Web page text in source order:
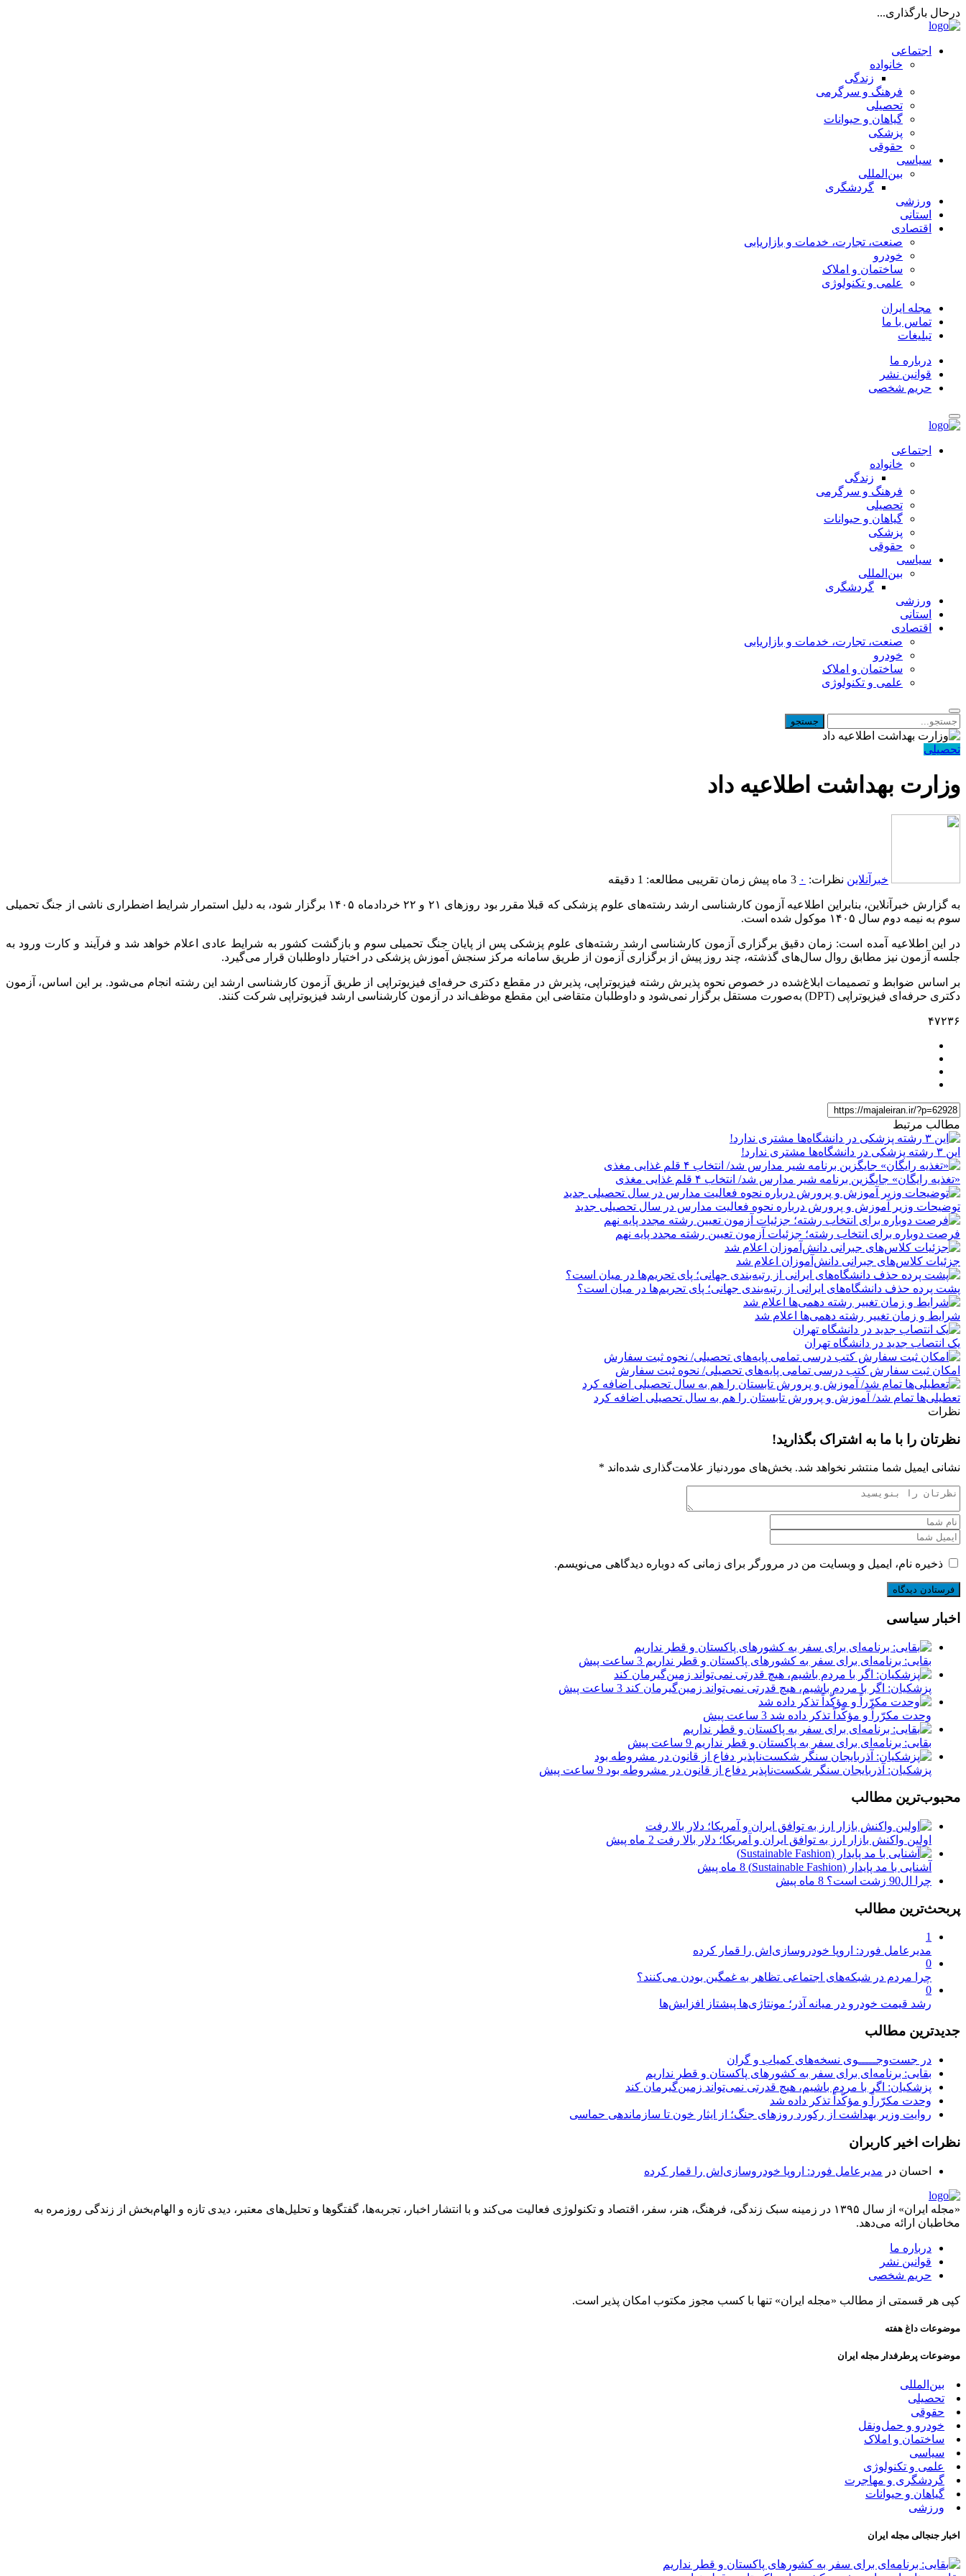
درحال بارگذاری...
اجتماعی
خانواده
زندگی
فرهنگ و سرگرمی
تحصیلی
گیاهان و حیوانات
پزشکی
حقوقی
سیاسی
بین‌المللی
گردشگری
ورزشی
استانی
اقتصادی
صنعت، تجارت، خدمات و بازاریابی
خودرو
ساختمان و املاک
علمی و تکنولوژی
مجله ایران
تماس با ما
تبلیغات
درباره ما
قوانین نشر
حریم شخصی
اجتماعی
خانواده
زندگی
فرهنگ و سرگرمی
تحصیلی
گیاهان و حیوانات
پزشکی
حقوقی
سیاسی
بین‌المللی
گردشگری
ورزشی
استانی
اقتصادی
صنعت، تجارت، خدمات و بازاریابی
خودرو
ساختمان و املاک
علمی و تکنولوژی
تحصیلی
وزارت بهداشت اطلاعیه داد
خبرآنلاین نظرات: ۰ 3 ماه پیش زمان تقریبی مطالعه: 1 دقیقه
به گزارش خبرآنلاین، بنابراین اطلاعیه آزمون کارشناسی ارشد رشته‌های علوم پزشکی که قبلا مقرر بود روزهای ۲۱ و ۲۲ خردادماه ۱۴۰۵ برگزار شود، به دلیل استمرار شرایط اضطراری ناشی از جنگ تحمیلی
سوم به نیمه دوم سال ۱۴۰۵ موکول شده است.
در این اطلاعیه آمده است: زمان دقیق برگزاری آزمون کارشناسی ارشد رشته‌های علوم پزشکی پس از پایان جنگ تحمیلی سوم و بازگشت کشور به شرایط عادی اعلام خواهد شد و فرآیند و کارت ورود به
جلسه آزمون نیز مطابق روال سال‌های گذشته، چند روز پیش از برگزاری آزمون از طریق سامانه مرکز سنجش آموزش پزشکی در اختیار داوطلبان قرار می‌گیرد.
بر اساس ضوابط و تصمیمات ابلاغ‌شده در خصوص نحوه پذیرش رشته فیزیوتراپی، پذیرش در مقطع دکتری حرفه‌ای فیزیوتراپی از طریق آزمون کارشناسی ارشد این رشته انجام می‌شود. بر این اساس، آزمون
دکتری حرفه‌ای فیزیوتراپی (DPT) به‌صورت مستقل برگزار نمی‌شود و داوطلبان متقاضی این مقطع موظف‌اند در آزمون کارشناسی ارشد فیزیوتراپی شرکت کنند.
۴۷۲۳۶
مطالب مرتبط
این ۳ رشته پزشکی در دانشگاه‌ها مشتری ندارد!
«تغذیه رایگان» جایگزین برنامه شیر مدارس شد/ انتخاب ۴ قلم غذایی مغذی
توضیحات وزیر آموزش و پرورش درباره نحوه فعالیت مدارس در سال تحصیلی جدید
فرصت دوباره برای انتخاب رشته؛ جزئیات آزمون تعیین رشته مجدد پایه نهم
جزئیات کلاس‌های جبرانی دانش‌آموزان اعلام شد
پشت پرده حذف دانشگاه‌های ایرانی از رتبه‌بندی جهانی؛ پای تحریم‌ها در میان است؟
شرایط و زمان تغییر رشته دهمی‌ها اعلام شد
یک انتصاب جدید در دانشگاه تهران
امکان ثبت سفارش کتب درسی تمامی پایه‌های تحصیلی/ نحوه ثبت سفارش
تعطیلی‌ها تمام شد/ آموزش و پرورش تابستان را هم به سال تحصیلی اضافه کرد
نظرات
نظرتان را با ما به اشتراک بگذارید!
نشانی ایمیل شما منتشر نخواهد شد. بخش‌های موردنیاز علامت‌گذاری شده‌اند *
ذخیره نام، ایمیل و وبسایت من در مرورگر برای زمانی که دوباره دیدگاهی می‌نویسم.
اخبار سیاسی
بقایی: برنامه‌ای برای سفر به کشورهای پاکستان و قطر نداریم 3 ساعت پیش
پزشکیان: اگر با مردم باشیم، هیچ قدرتی نمی‌تواند زمین‌گیرمان کند 3 ساعت پیش
وحدت مکرّراً و مؤکّداً تذکر داده شد 3 ساعت پیش
بقایی: برنامه‌ای برای سفر به پاکستان و قطر نداریم 9 ساعت پیش
پزشکیان: آذربایجان سنگر شکست‌ناپذیر دفاع از قانون در مشروطه بود 9 ساعت پیش
محبوب‌ترین مطالب
اولین واکنش بازار ارز به توافق ایران و آمریکا؛ دلار بالا رفت 2 ماه پیش
آشنایی با مد پایدار (Sustainable Fashion)
8 ماه پیش
چرا ال90 زشت است؟
8 ماه پیش
پربحث‌ترین مطالب
1
مدیرعامل فورد: اروپا خودروسازی‌اش را قمار کرده
0
چرا مردم در شبکه‌های اجتماعی تظاهر به غمگین بودن می‌کنند؟
0
رشد قیمت خودرو در میانه آذر؛ مونتاژی‌ها پیشتاز افزایش‌ها
جدیدترین مطالب
در جست‌وجـــــوی نسخه‌های کمیاب و گران
بقایی: برنامه‌ای برای سفر به کشورهای پاکستان و قطر نداریم
پزشکیان: اگر با مردم باشیم، هیچ قدرتی نمی‌تواند زمین‌گیرمان کند
وحدت مکرّراً و مؤکّداً تذکر داده شد
روایت وزیر بهداشت از رکورد روزهای جنگ؛ از ایثار خون تا سازماندهی حماسی
نظرات اخیر کاربران
احسان در مدیرعامل فورد: اروپا خودروسازی‌اش را قمار کرده
«مجله ایران» از سال ۱۳۹۵ در زمینه سبک زندگی، فرهنگ، هنر، سفر، اقتصاد و تکنولوژی فعالیت می‌کند و با انتشار اخبار، تجربه‌ها، گفتگوها و تحلیل‌های معتبر، دیدی تازه و الهام‌بخش از زندگی روزمره به
مخاطبان ارائه می‌دهد.
درباره ما
قوانین نشر
حریم شخصی
کپی هر قسمتی از مطالب «مجله ایران» تنها با کسب مجوز مکتوب امکان پذیر است.
موضوعات داغ هفته
موضوعات پرطرفدار مجله ایران
بین‌المللی
تحصیلی
حقوقی
خودرو و حمل‌و‌نقل
ساختمان و املاک
سیاسی
علمی و تکنولوژی
گردشگری و مهاجرت
گیاهان و حیوانات
ورزشی
اخبار جنجالی مجله ایران